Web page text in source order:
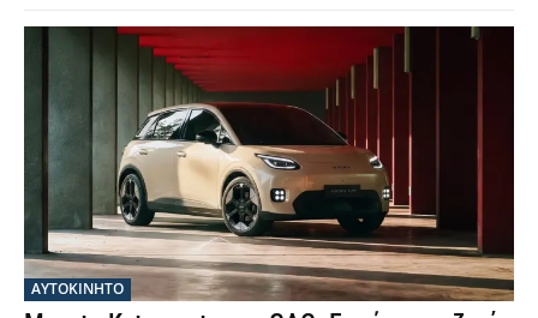
ΑΥΤΟΚΙΝΗΤΟ